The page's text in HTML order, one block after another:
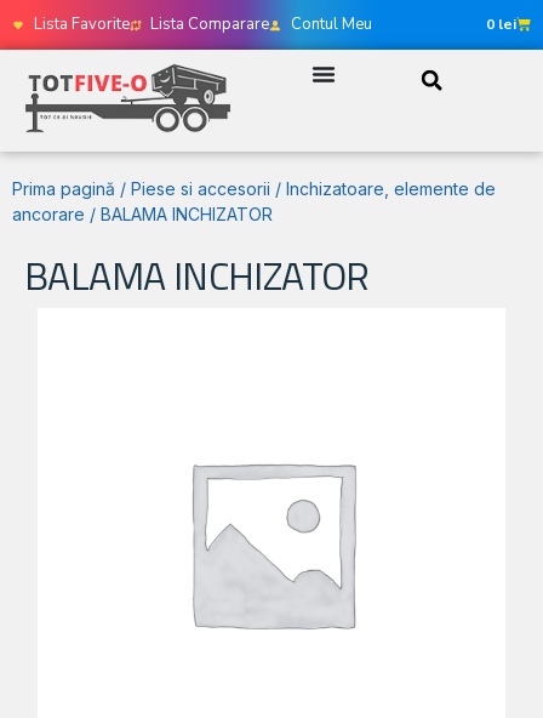
Lista Favorite Lista Comparare Contul Meu 0 lei
Prima pagină / Piese si accesorii / Inchizatoare, elemente de
ancorare / BALAMA INCHIZATOR
BALAMA INCHIZATOR